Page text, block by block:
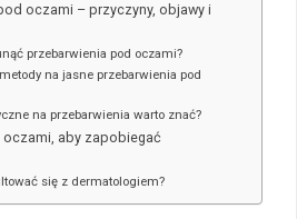
oczami – przyczyny, objawy i
przebarwienia pod oczami?
na jasne przebarwienia pod
na przebarwienia warto znać?
aby zapobiegać
się z dermatologiem?